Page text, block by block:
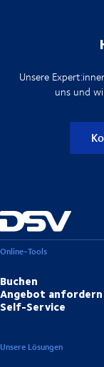
Unsere
uns und
Online-Tools
Buchen
Angebot anfordern
Self-Service
Unsere Lösungen